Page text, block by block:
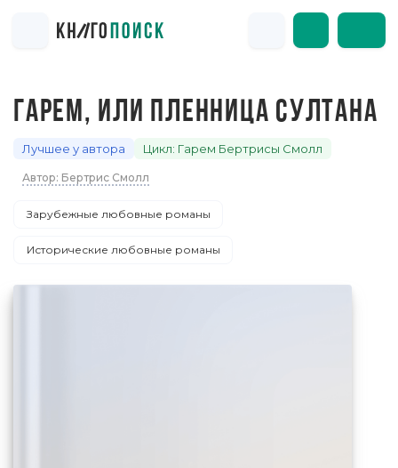
ГАРЕМ, ИЛИ ПЛЕННИЦА СУЛТАНА
Лучшее у автора Цикл: Гарем Бертрисы Смолл
Автор: Бертрис Смолл
Зарубежные любовные романы
Исторические любовные романы